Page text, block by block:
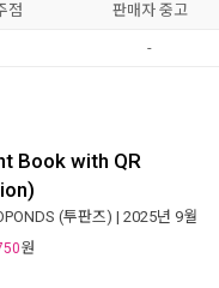
점 판매자 중고
-
Book with QR
(투판즈) | 2025년 9월
원